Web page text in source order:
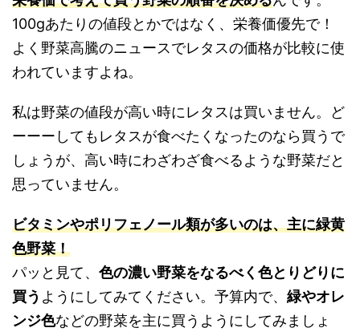
100gあたりの値段とかではなく、栄養価優先で！
よく野菜高騰のニュースでレタスの価格が比較に使
われていますよね。
私は野菜の値段が高い時にレタスは買いません。ど
ーーーしてもレタスが食べたくなったのなら買うで
しょうが、高い時にわざわざ食べるような野菜だと
思っていません。
ビタミンやポリフェノール類が多いのは、主に緑黄
色野菜！
パッと見て、 色の濃い野菜をなるべく色とりどりに
買う ようにしてみてください。予算内で、 緑やオレ
ンジ色などの野菜を主に買うようにしてみましょ